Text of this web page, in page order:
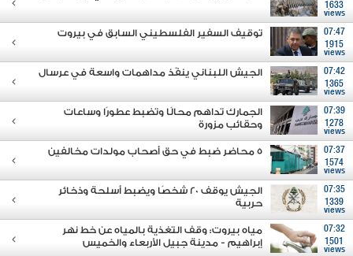
1633
views
07:47
1915
views
توقيف السفير الفلسطيني السابق في بيروت
07:42
1365
views
الجيش اللبناني ينفّذ مداهمات واسعة في عرسال
07:39
1278
views
الجمارك تداهم محالًا وتضبط عطورًا وساعات
وحقائب مزورة
07:37
1574
views
5 محاضر ضبط في حق أصحاب مولدات مخالفين
07:35
1339
views
الجيش يوقف 20 شخصًا ويضبط أسلحة وذخائر
حربية
07:32
1501
views
مياه بيروت: وقف التغذية بالمياه عن خط نهر
إبراهيم - مدينة جبيل الأربعاء والخميس